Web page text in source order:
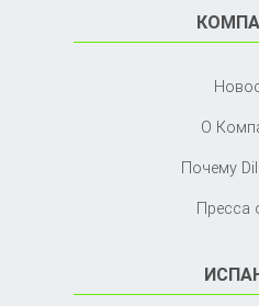
О
Почему
Пресса